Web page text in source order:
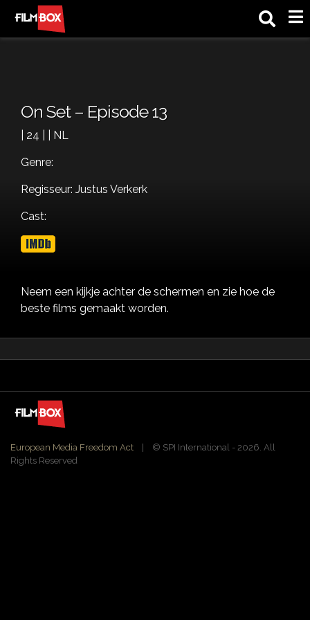
On Set – Episode 13
| 24 | | NL
Genre:
Regisseur: Justus Verkerk
Cast:
Neem een kijkje achter de schermen en zie hoe de
beste films gemaakt worden.
European Media Freedom Act | ©️ SPI International - 2026. All
Rights Reserved